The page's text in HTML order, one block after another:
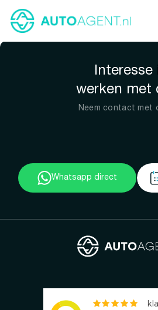
Interesse
werken met
Neem contact met
Whatsapp direct